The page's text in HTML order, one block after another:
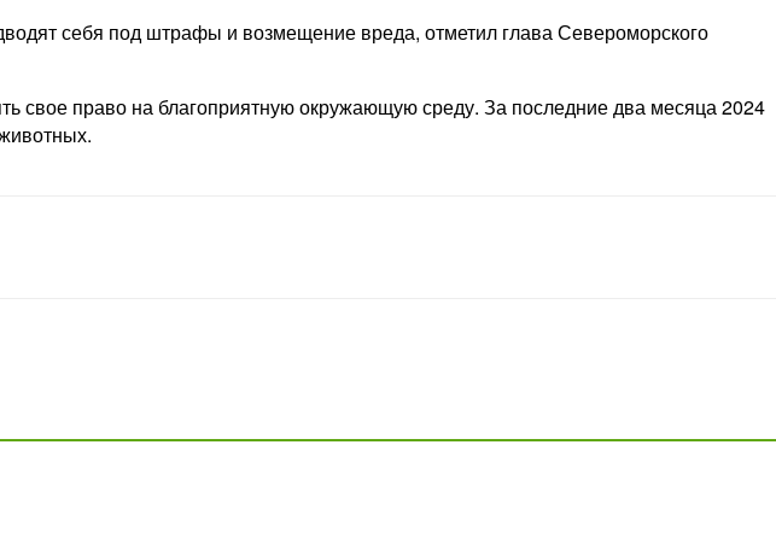
себя под штрафы и возмещение вреда, отметил глава Североморского
свое право на благоприятную окружающую среду. За последние два месяца 2024